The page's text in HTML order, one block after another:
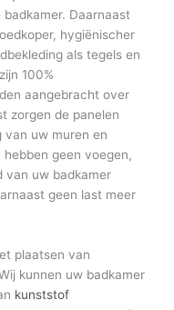
Daarnaast
hygiënischer
als tegels en
100%
aangebracht over
zorgen de panelen
van uw muren en
geen voegen,
van uw badkamer
geen last meer
plaatsen van
kunnen uw badkamer
kunststof